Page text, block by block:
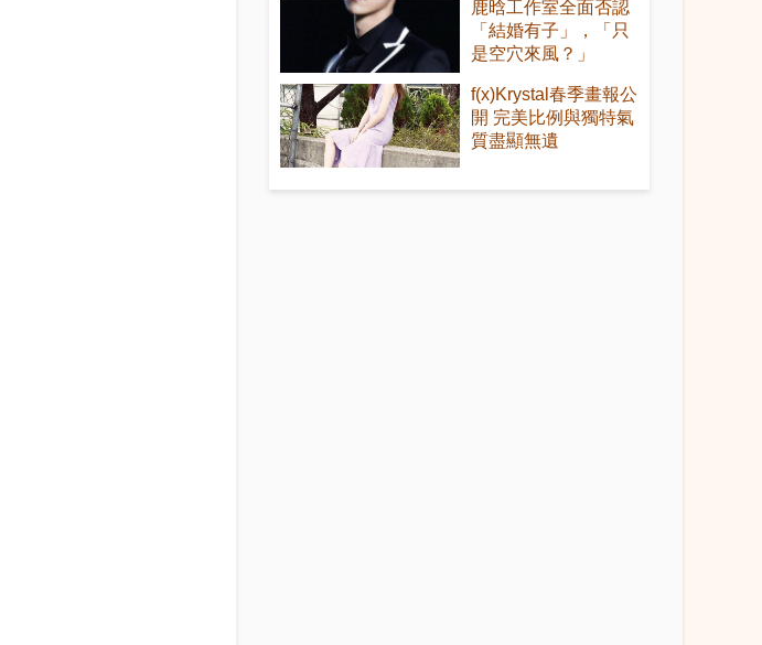
鹿晗工作室全面否認
「結婚有子」，「只
是空穴來風？」
f(x)Krystal春季畫報公
開 完美比例與獨特氣
質盡顯無遺